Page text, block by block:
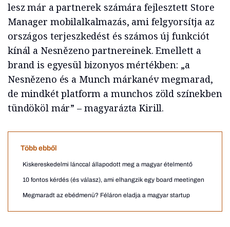
lesz már a partnerek számára fejlesztett Store
Manager mobilalkalmazás, ami felgyorsítja az
országos terjeszkedést és számos új funkciót
kínál a Nesnězeno partnereinek. Emellett a
brand is egyesül bizonyos mértékben: „a
Nesnězeno és a Munch márkanév megmarad,
de mindkét platform a munchos zöld színekben
tündököl már” – magyarázta Kirill.
Több ebből
Kiskereskedelmi lánccal állapodott meg a magyar ételmentő
10 fontos kérdés (és válasz), ami elhangzik egy board meetingen
Megmaradt az ebédmenü? Féláron eladja a magyar startup